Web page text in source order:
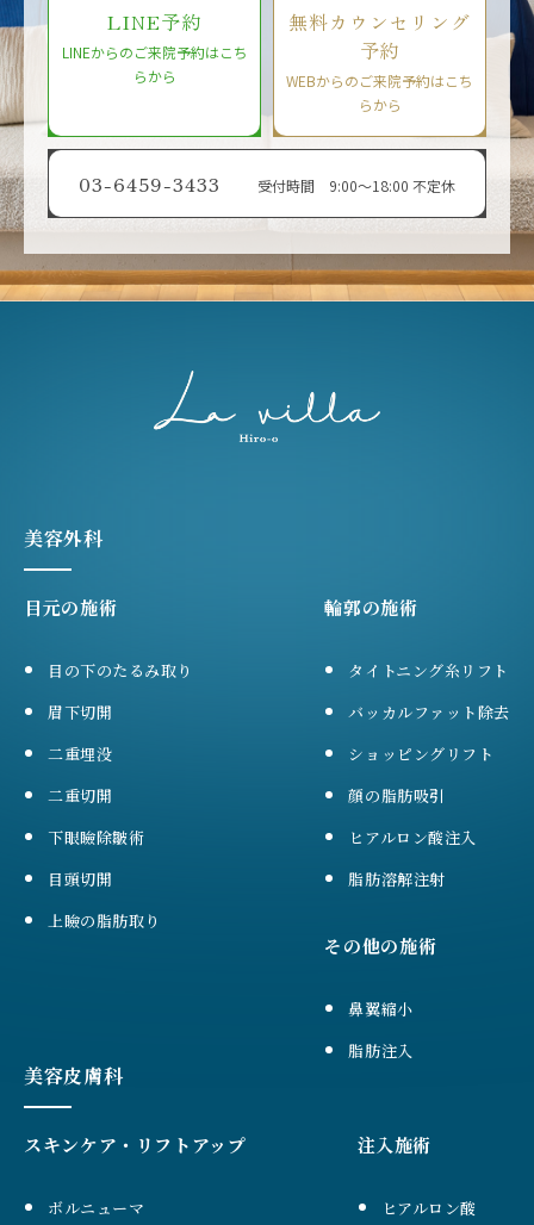
LINE予約
LINEからのご来院予約はこち
らから
無料カウンセリング
予約
WEBからのご来院予約はこち
らから
03-6459-3433 受付時間 9:00〜18:00 不定休
美容外科
目元の施術
目の下のたるみ取り
眉下切開
二重埋没
二重切開
下眼瞼除皺術
目頭切開
上瞼の脂肪取り
輪郭の施術
タイトニング糸リフト
バッカルファット除去
ショッピングリフト
顔の脂肪吸引
ヒアルロン酸注入
脂肪溶解注射
その他の施術
鼻翼縮小
脂肪注入
美容皮膚科
スキンケア・リフトアップ
ボルニューマ
注入施術
ヒアルロン酸